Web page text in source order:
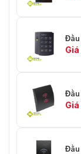
Đầu
Đầu
Đầu